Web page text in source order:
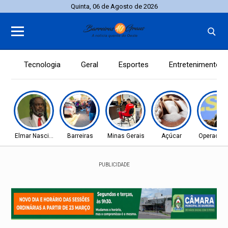
Quinta, 06 de Agosto de 2026
Tecnologia Geral Esportes Entretenimento
Elmar Nascimento Barreiras Minas Gerais Açúcar Operação
PUBLICIDADE